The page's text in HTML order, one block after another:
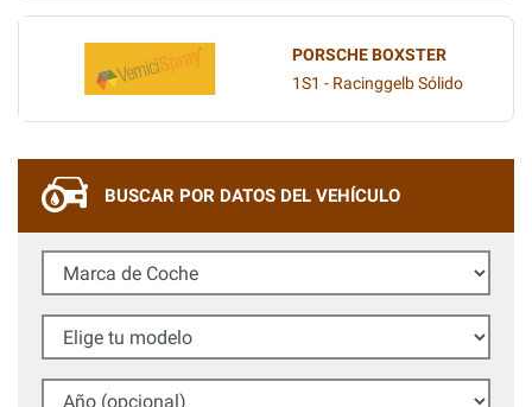
PORSCHE BOXSTER
1S1 - Racinggelb Sólido
BUSCAR POR DATOS DEL VEHÍCULO
Marca de Coche
Elige tu modelo
Año (opcional)